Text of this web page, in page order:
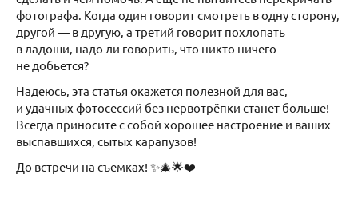
фотографа. Когда один говорит смотреть в одну сторону,
другой — в другую, а третий говорит похлопать
в ладоши, надо ли говорить, что никто ничего
не добьется?
Надеюсь, эта статья окажется полезной для вас,
и удачных фотосессий без нервотрёпки станет больше!
Всегда приносите с собой хорошее настроение и ваших
выспавшихся, сытых карапузов!
До встречи на съемках! ✨🎄🌟❤️